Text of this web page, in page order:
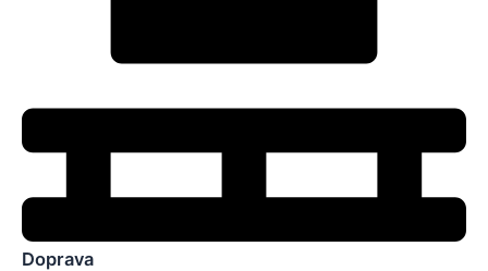
Doprava